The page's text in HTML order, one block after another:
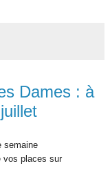
Dames : à
semaine
vos places sur